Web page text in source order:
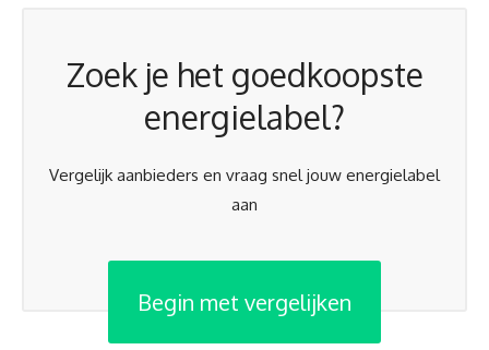
Zoek je het goedkoopste
energielabel?
Vergelijk aanbieders en vraag snel jouw energielabel
aan
Begin met vergelijken